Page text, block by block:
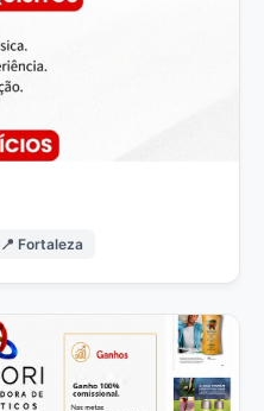
📍 Fortaleza